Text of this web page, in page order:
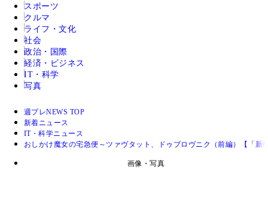
スポーツ
クルマ
ライフ・文化
社会
政治・国際
経済・ビジネス
IT・科学
写真
週プレNEWS TOP
新着ニュース
IT・科学ニュース
おしかけ魔女の宅急便～ツァヴタット、ドゥブロヴニク（前編）【「新
画像・写真